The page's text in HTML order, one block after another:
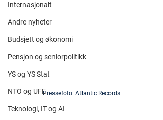
Internasjonalt
Andre nyheter
Budsjett og økonomi
Pensjon og seniorpolitikk
YS og YS Stat
NTO og UFE
Teknologi, IT og AI
Pressefoto: Atlantic Records